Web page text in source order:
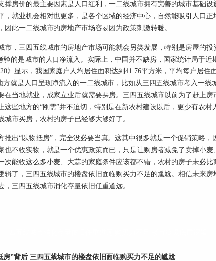
撑房价的最主要因素是人口红利，一二线城市拥有完善的城市基础设
，就业机会相对也更多，是各个区域的经济中心，自然能吸引人口正
因此一二线城市的房地产市场容易因为政策刺激转暖。
市，三四五线城市的房地产市场可能就会另类发展，特别是房屋的投
验的是城市的人口净流入。实际上，中国并不缺房，国家统计局于近
》显示，我国家庭户人均居住面积达到41.76平方米，平均每户居住
方就是人口呈现净流入的一二线城市，比如从三四五线城市考入一线
在当地就业，成家立业后就需要买房。三四五线城市以前为了赶上房
这些地方的“刚需”并不迫切，特别是在新农村建设以后，更少有农村
城市买房，农村的房子已经够大够好了。
推出“以物抵房”，完全没必要当真。这其中很多就是一个促销策略，
也不收实物，就是一个优惠政策而已，只是让购房者减免了卖掉小麦
次能收这么多小麦、大蒜的家庭条件应该都不错，农村的房子未必比
辑了，三四五线城市的楼盘依旧面临购买力不足的尴尬。相信未来房
，三四五线城市消化存量依旧任重道远。
房”背后 三四五线城市的楼盘依旧面临购买力不足的尴尬